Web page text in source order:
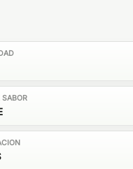
SABOR